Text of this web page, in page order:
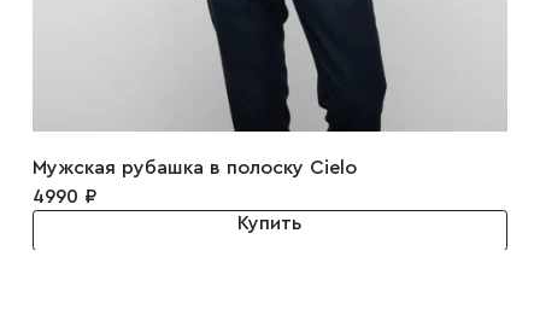
Мужская рубашка в полоску Cielo
4990 ₽
Купить